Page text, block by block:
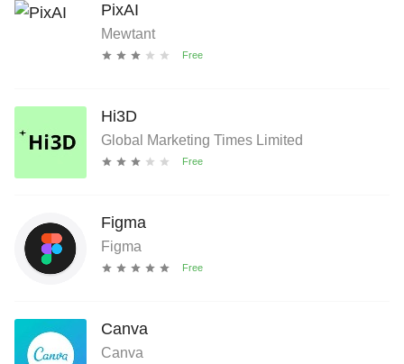
PixAI
Mewtant
Hi3D
Global Marketing Times Limited
Figma
Figma
Canva
Canva